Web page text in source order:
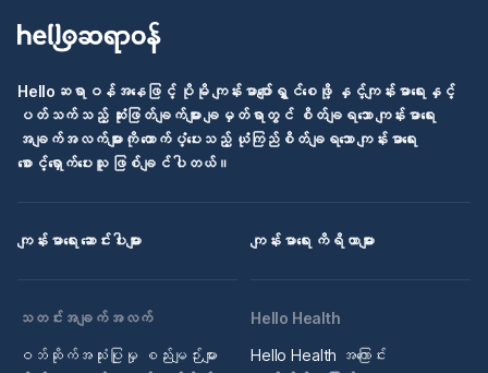
Helloဆရာဝန်အနေဖြင့် ပိုမို ကျန်းမာပျော်ရွှင်စေဖို့ နှင့်ကျန်းမာရေးနှင့်
ပတ်သက်သည့် ဆုံးဖြတ်ချက်များ ချမှတ်ရာတွင် စိတ်ချရသော ကျန်းမာရေး
အချက်အလက်များကို ထောက်ပံ့ပေးသည့် ယုံကြည်စိတ်ချရသော ကျန်းမာရေး
စောင့်ရှောက်ပေးသူ ဖြစ်ချင်ပါတယ်။
ကျန်းမာရေး ဆောင်းပါးများ ကျန်းမာရေး ကိရိယာများ
သတင်းအချက်အလက်
ဝဘ်ဆိုက်အသုံးပြုမှု စည်းမျဉ်းများ
Hello Health
Hello Health အကြောင်း